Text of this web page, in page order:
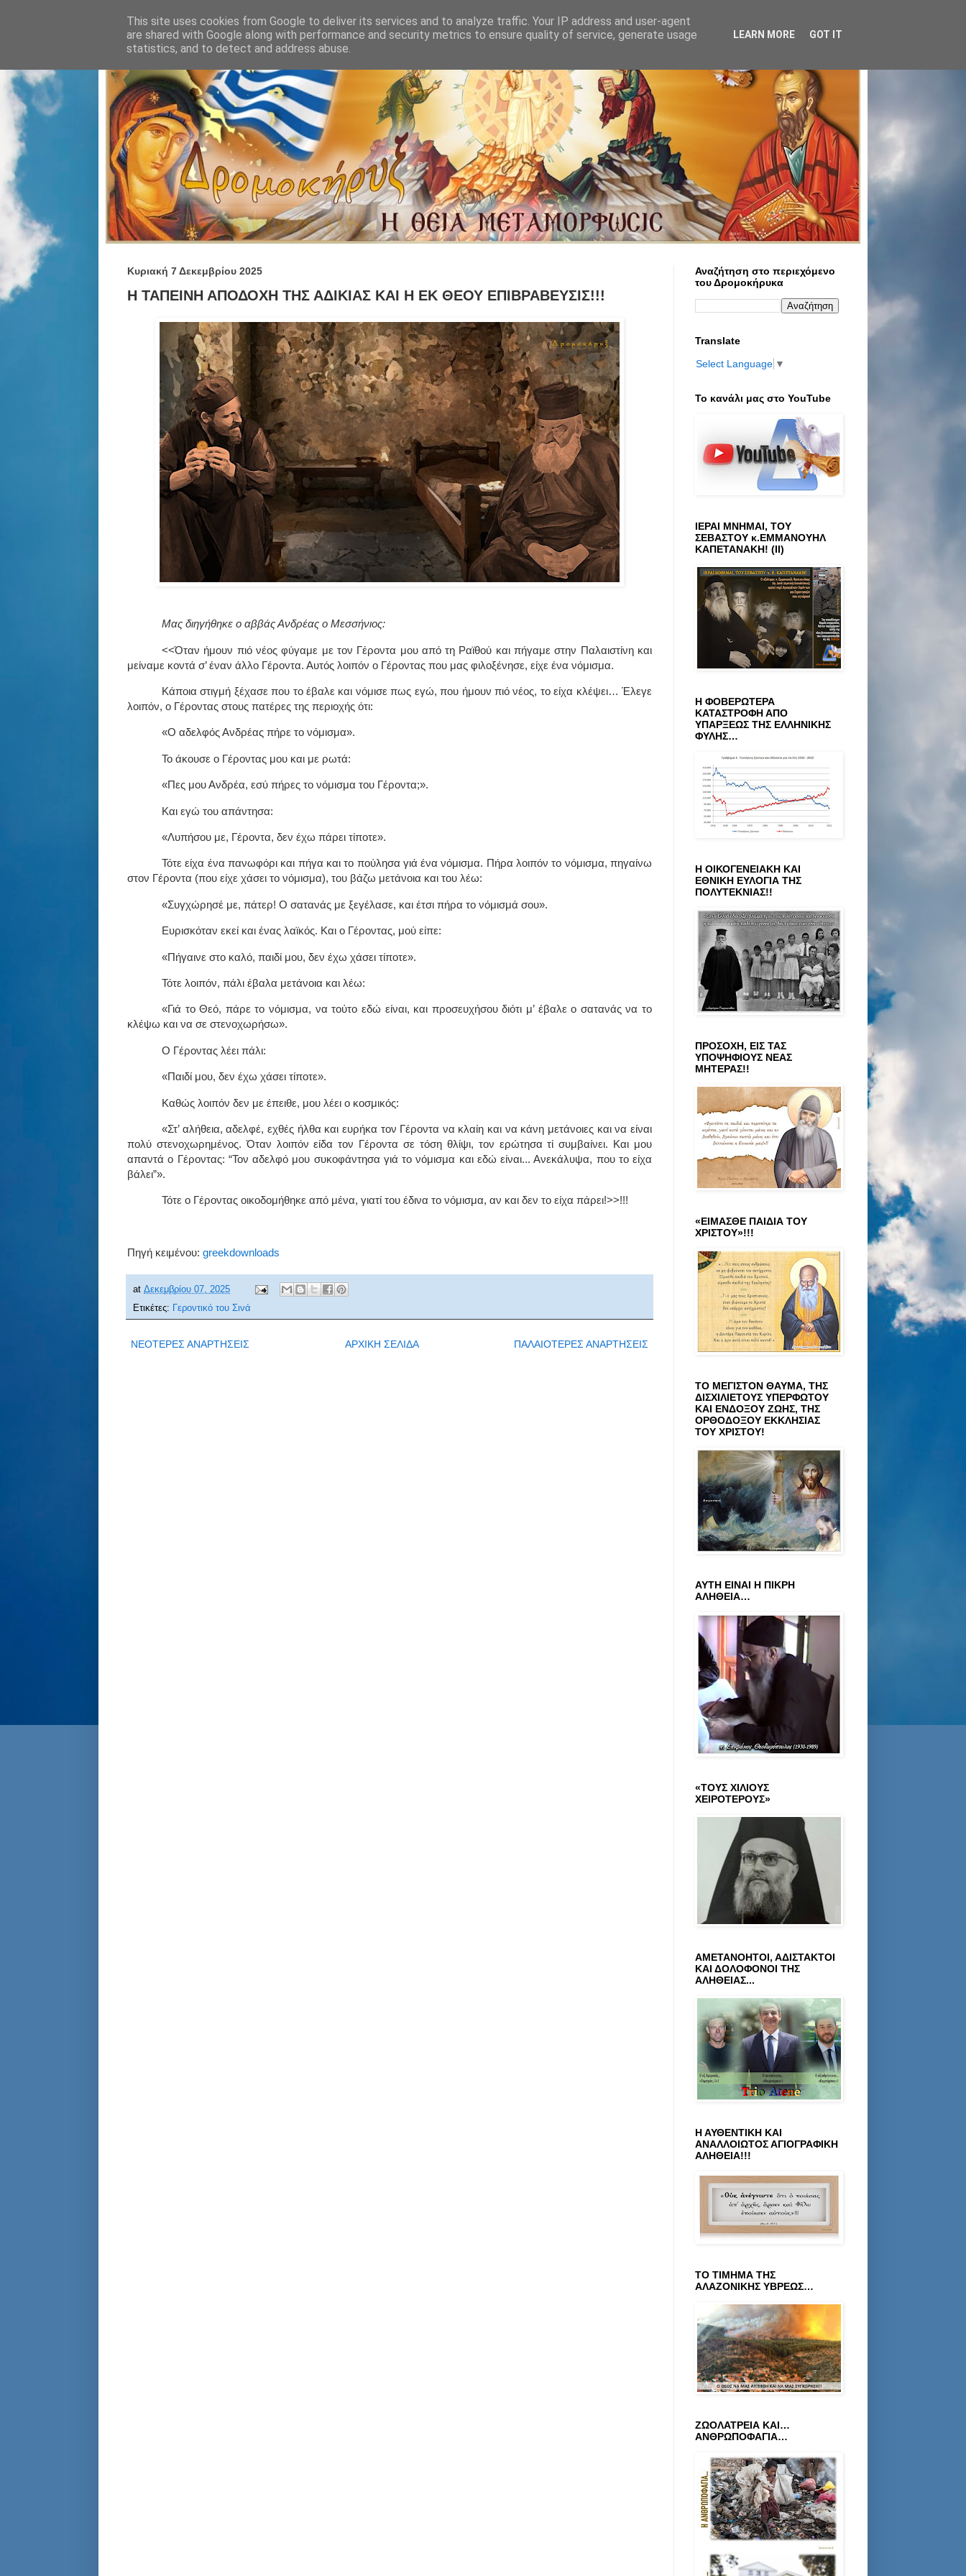
Κυριακή 7 Δεκεμβρίου 2025
Η ΤΑΠΕΙΝΗ ΑΠΟΔΟΧΗ ΤΗΣ ΑΔΙΚΙΑΣ ΚΑΙ Η ΕΚ ΘΕΟΥ ΕΠΙΒΡΑΒΕΥΣΙΣ!!!
Μας διηγήθηκε ο αββάς Ανδρέας ο Μεσσήνιος:
<<Όταν ήμουν πιό νέος φύγαμε με τον Γέροντα μου από τη Ραϊθού και πήγαμε στην Παλαιστίνη και
μείναμε κοντά σ’ έναν άλλο Γέροντα. Αυτός λοιπόν ο Γέροντας που μας φιλοξένησε, είχε ένα νόμισμα.
Κάποια στιγμή ξέχασε που το έβαλε και νόμισε πως εγώ, που ήμουν πιό νέος, το είχα κλέψει… Έλεγε
λοιπόν, ο Γέροντας στους πατέρες της περιοχής ότι:
«Ο αδελφός Ανδρέας πήρε το νόμισμα».
Το άκουσε ο Γέροντας μου και με ρωτά:
«Πες μου Ανδρέα, εσύ πήρες το νόμισμα του Γέροντα;».
Και εγώ του απάντησα:
«Λυπήσου με, Γέροντα, δεν έχω πάρει τίποτε».
Τότε είχα ένα πανωφόρι και πήγα και το πούλησα γιά ένα νόμισμα. Πήρα λοιπόν το νόμισμα, πηγαίνω
στον Γέροντα (που είχε χάσει το νόμισμα), του βάζω μετάνοια και του λέω:
«Συγχώρησέ με, πάτερ! Ο σατανάς με ξεγέλασε, και έτσι πήρα το νόμισμά σου».
Ευρισκόταν εκεί και ένας λαϊκός. Και ο Γέροντας, μού είπε:
«Πήγαινε στο καλό, παιδί μου, δεν έχω χάσει τίποτε».
Τότε λοιπόν, πάλι έβαλα μετάνοια και λέω:
«Γιά το Θεό, πάρε το νόμισμα, να τούτο εδώ είναι, και προσευχήσου διότι μ’ έβαλε ο σατανάς να το
κλέψω και να σε στενοχωρήσω».
Ο Γέροντας λέει πάλι:
«Παιδί μου, δεν έχω χάσει τίποτε».
Καθώς λοιπόν δεν με έπειθε, μου λέει ο κοσμικός:
«Στ’ αλήθεια, αδελφέ, εχθές ήλθα και ευρήκα τον Γέροντα να κλαίη και να κάνη μετάνοιες και να είναι
πολύ στενοχωρημένος. Όταν λοιπόν είδα τον Γέροντα σε τόση θλίψι, τον ερώτησα τί συμβαίνει. Και μου
απαντά ο Γέροντας: “Τον αδελφό μου συκοφάντησα γιά το νόμισμα και εδώ είναι... Ανεκάλυψα, που το είχα
βάλει”».
Τότε ο Γέροντας οικοδομήθηκε από μένα, γιατί του έδινα το νόμισμα, αν και δεν το είχα πάρει!>>!!!
Πηγή κειμένου: greekdownloads
at Δεκεμβρίου 07, 2025
Ετικέτες:
Γεροντικό του Σινά
ΝΕΟΤΕΡΕΣ ΑΝΑΡΤΗΣΕΙΣ ΠΑΛΑΙΟΤΕΡΕΣ ΑΝΑΡΤΗΣΕΙΣ
ΑΡΧΙΚΗ ΣΕΛΙΔΑ
Αναζήτηση στο περιεχόμενο
του Δρομοκήρυκα
Translate
Select Language ▼
Το κανάλι μας στο ΥοuTube
ΙΕΡΑΙ ΜΝΗΜΑΙ, ΤΟΥ
ΣΕΒΑΣΤΟΥ κ.ΕΜΜΑΝΟΥΗΛ
ΚΑΠΕΤΑΝΑΚΗ! (ΙΙ)
Η ΦΟΒΕΡΩΤΕΡΑ
ΚΑΤΑΣΤΡΟΦΗ ΑΠΟ
ΥΠΑΡΞΕΩΣ ΤΗΣ ΕΛΛΗΝΙΚΗΣ
ΦΥΛΗΣ…
Η ΟΙΚΟΓΕΝΕΙΑΚΗ ΚΑΙ
ΕΘΝΙΚΗ ΕΥΛΟΓΙΑ ΤΗΣ
ΠΟΛΥΤΕΚΝΙΑΣ!!
ΠΡΟΣΟΧΗ, ΕΙΣ ΤΑΣ
ΥΠΟΨΗΦΙΟΥΣ ΝΕΑΣ
ΜΗΤΕΡΑΣ!!
«ΕΙΜΑΣΘΕ ΠΑΙΔΙΑ ΤΟΥ
ΧΡΙΣΤΟΥ»!!!
ΤΟ ΜΕΓΙΣΤΟΝ ΘΑΥΜΑ, ΤΗΣ
ΔΙΣΧΙΛΙΕΤΟΥΣ ΥΠΕΡΦΩΤΟΥ
ΚΑΙ ΕΝΔΟΞΟΥ ΖΩΗΣ, ΤΗΣ
ΟΡΘΟΔΟΞΟΥ ΕΚΚΛΗΣΙΑΣ
ΤΟΥ ΧΡΙΣΤΟΥ!
ΑΥΤΗ ΕΙΝΑΙ Η ΠΙΚΡΗ
ΑΛΗΘΕΙΑ…
«ΤΟΥΣ ΧΙΛΙΟΥΣ
ΧΕΙΡΟΤΕΡΟΥΣ»
ΑΜΕΤΑΝΟΗΤΟΙ, ΑΔΙΣΤΑΚΤΟΙ
ΚΑΙ ΔΟΛΟΦΟΝΟΙ ΤΗΣ
ΑΛΗΘΕΙΑΣ...
Η ΑΥΘΕΝΤΙΚΗ ΚΑΙ
ΑΝΑΛΛΟΙΩΤΟΣ ΑΓΙΟΓΡΑΦΙΚΗ
ΑΛΗΘΕΙΑ!!!
ΤΟ ΤΙΜΗΜΑ ΤΗΣ
ΑΛΑΖΟΝΙΚΗΣ ΥΒΡΕΩΣ…
ΖΩΟΛΑΤΡΕΙΑ ΚΑΙ…
ΑΝΘΡΩΠΟΦΑΓΙΑ…
This site uses cookies from Google to deliver its services and to analyze traffic. Your IP address and user-agent
are shared with Google along with performance and security metrics to ensure quality of service, generate usage
statistics, and to detect and address abuse.
LEARN MORE GOT IT